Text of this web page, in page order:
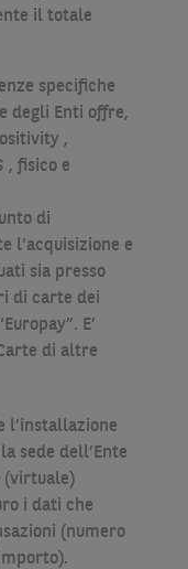
il totale
specifiche
degli Enti offre,
,
, fisico e
di
l’acquisizione e
sia presso
di carte dei
E’
di altre
l’installazione
sede dell’Ente
(virtuale)
i dati che
(numero